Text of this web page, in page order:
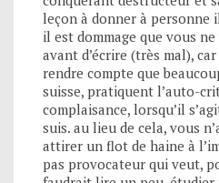
leçon à donner à personne
il est dommage que vous
avant d’écrire (très mal),
rendre compte que
suisse, pratiquent l’auto-
complaisance, lorsqu’il
suis. au lieu de cela, vous
attirer un flot de haine à
pas provocateur qui veut,